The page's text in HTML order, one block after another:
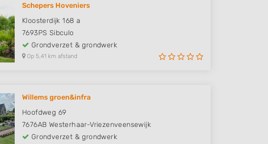
Schepers Hoveniers
Kloosterdijk 168 a
7693PS Sibculo
Grondverzet & grondwerk
Op 5,41 km afstand
Willems groen&infra
Hoofdweg 69
7676AB Westerhaar-Vriezenveensewijk
Grondverzet & grondwerk